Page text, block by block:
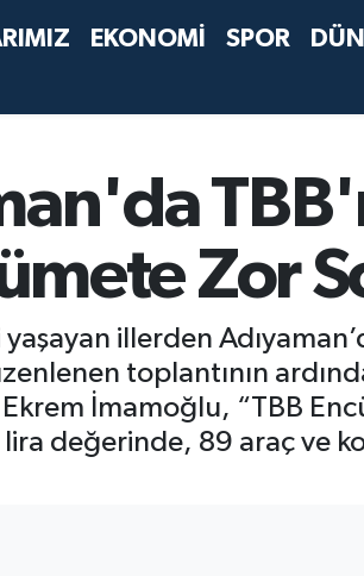
EKONOMİ SPOR
Zor
illerden
toplantının
Ekrem İmamoğlu, “TBB
değerinde, 89 araç ve